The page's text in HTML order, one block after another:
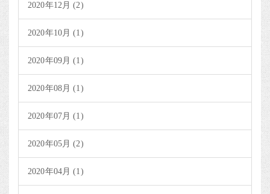
2020年12月 (2)
2020年10月 (1)
2020年09月 (1)
2020年08月 (1)
2020年07月 (1)
2020年05月 (2)
2020年04月 (1)